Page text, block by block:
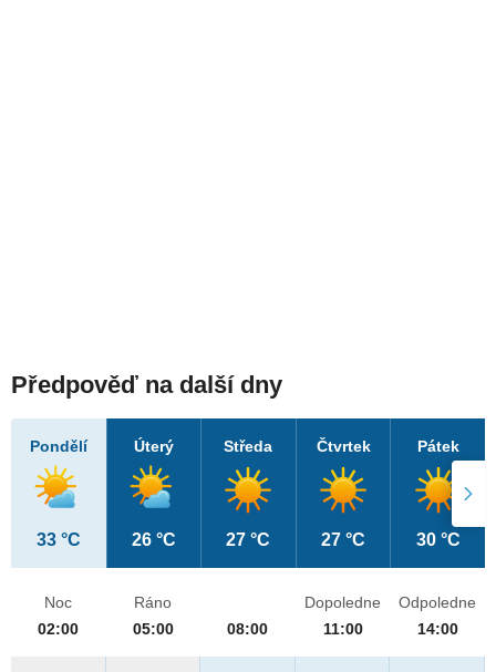
Předpověď na další dny
Pondělí
33 °C
Úterý
26 °C
Středa
27 °C
Čtvrtek
27 °C
Pátek
30 °C
Noc
02:00
Ráno
05:00
08:00
Dopoledne
11:00
Odpoledne
14:00